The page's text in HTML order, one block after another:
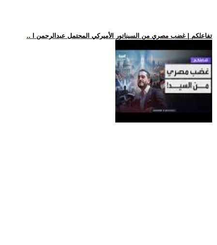
.. تفاعلكم | غضب مصري من السيناتور الأميركي المحتمل عبدالرحمن ا